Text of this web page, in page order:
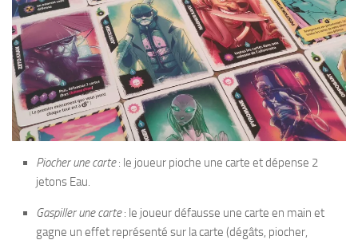
Piocher une carte: le joueur pioche une carte et dépense 2
jetons Eau.
Gaspiller une carte: le joueur défausse une carte en main et
gagne un effet représenté sur la carte (dégâts, piocher,